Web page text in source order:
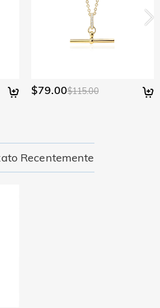
$79.00$115.00
Recentemente